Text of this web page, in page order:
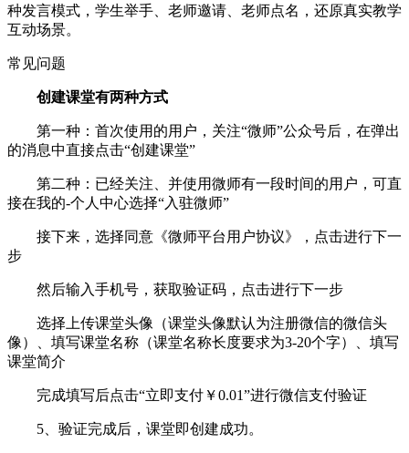
种发言模式，学生举手、老师邀请、老师点名，还原真实教学
互动场景。
常见问题
创建课堂有两种方式
第一种：首次使用的用户，关注“微师”公众号后，在弹出
的消息中直接点击“创建课堂”
第二种：已经关注、并使用微师有一段时间的用户，可直
接在我的-个人中心选择“入驻微师”
接下来，选择同意《微师平台用户协议》，点击进行下一
步
然后输入手机号，获取验证码，点击进行下一步
选择上传课堂头像（课堂头像默认为注册微信的微信头
像）、填写课堂名称（课堂名称长度要求为3-20个字）、填写
课堂简介
完成填写后点击“立即支付￥0.01”进行微信支付验证
5、验证完成后，课堂即创建成功。